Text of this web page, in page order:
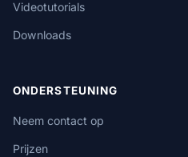
Videotutorials
Downloads
ONDERSTEUNING
Neem contact op
Prijzen